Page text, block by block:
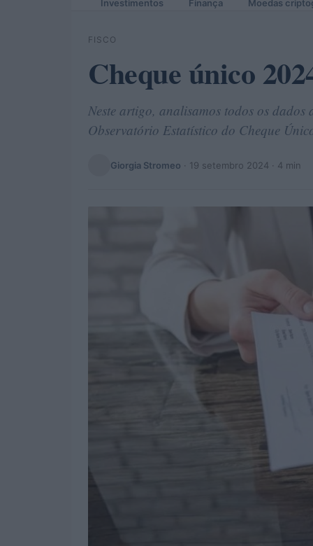
Investimentos Finança Moedas
FISCO
Cheque único
Neste artigo, analisamos todos os
Observatório Estatístico do Cheque
Giorgia Stromeo · 19 setembro 2024 · 4 min